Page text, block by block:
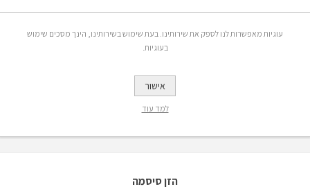
אפשרויות
אימייל:
לקבלת הנחות, מבצעים ומידע על פריטים חדשים באתר
הזן סיסמה
עוגיות מאפשרות לנו לספק את שירותינו. בעת שימוש בשירותינו, הינך מסכים שימוש
בעוגיות.
אישור
למד עוד